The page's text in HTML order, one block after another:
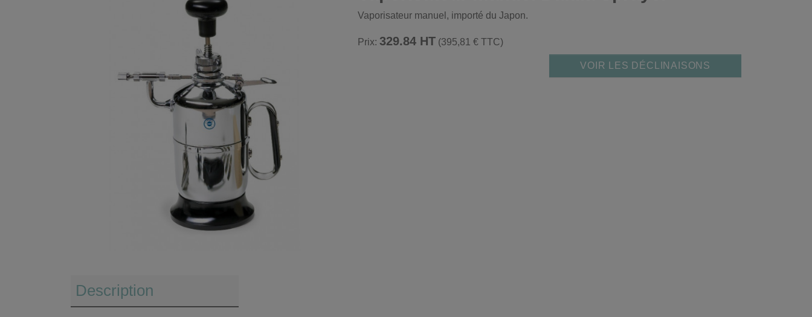
Vaporisateur manuel, importé du Japon.
Prix: 329.84 HT (395,81 € TTC)
VOIR LES DÉCLINAISONS
Description